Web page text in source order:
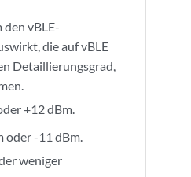
den vBLE-
die auf vBLE
Detaillierungsgrad,
+12 dBm.
oder -11 dBm.
weniger